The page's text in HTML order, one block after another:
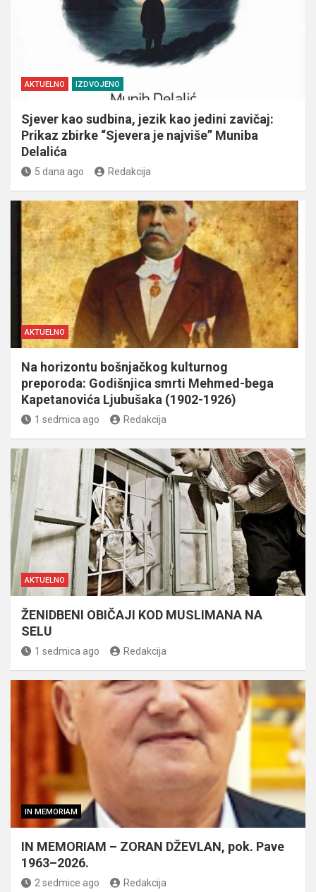
AKTUELNO IZDVOJENO
Sjever kao sudbina, jezik kao jedini zavičaj:
Prikaz zbirke “Sjevera je najviše” Muniba
Delalića
5 dana ago Redakcija
AKTUELNO
Na horizontu bošnjačkog kulturnog
preporoda: Godišnjica smrti Mehmed-bega
Kapetanovića Ljubušaka (1902-1926)
1 sedmica ago Redakcija
AKTUELNO
ŽENIDBENI OBIČAJI KOD MUSLIMANA NA
SELU
1 sedmica ago Redakcija
IN MEMORIAM
IN MEMORIAM – ZORAN DŽEVLAN, pok. Pave
1963–2026.
2 sedmice ago Redakcija